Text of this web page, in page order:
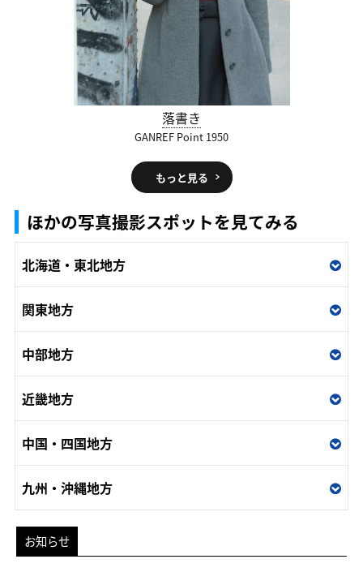
落書き
GANREF Point 1950
もっと見る
ほかの写真撮影スポットを見てみる
北海道・東北地方
関東地方
中部地方
近畿地方
中国・四国地方
九州・沖縄地方
お知らせ